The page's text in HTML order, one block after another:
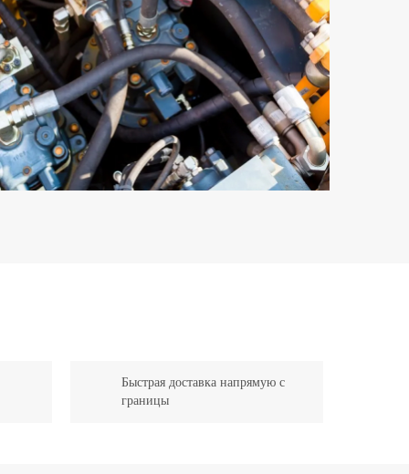
Быстрая доставка напрямую с
границы